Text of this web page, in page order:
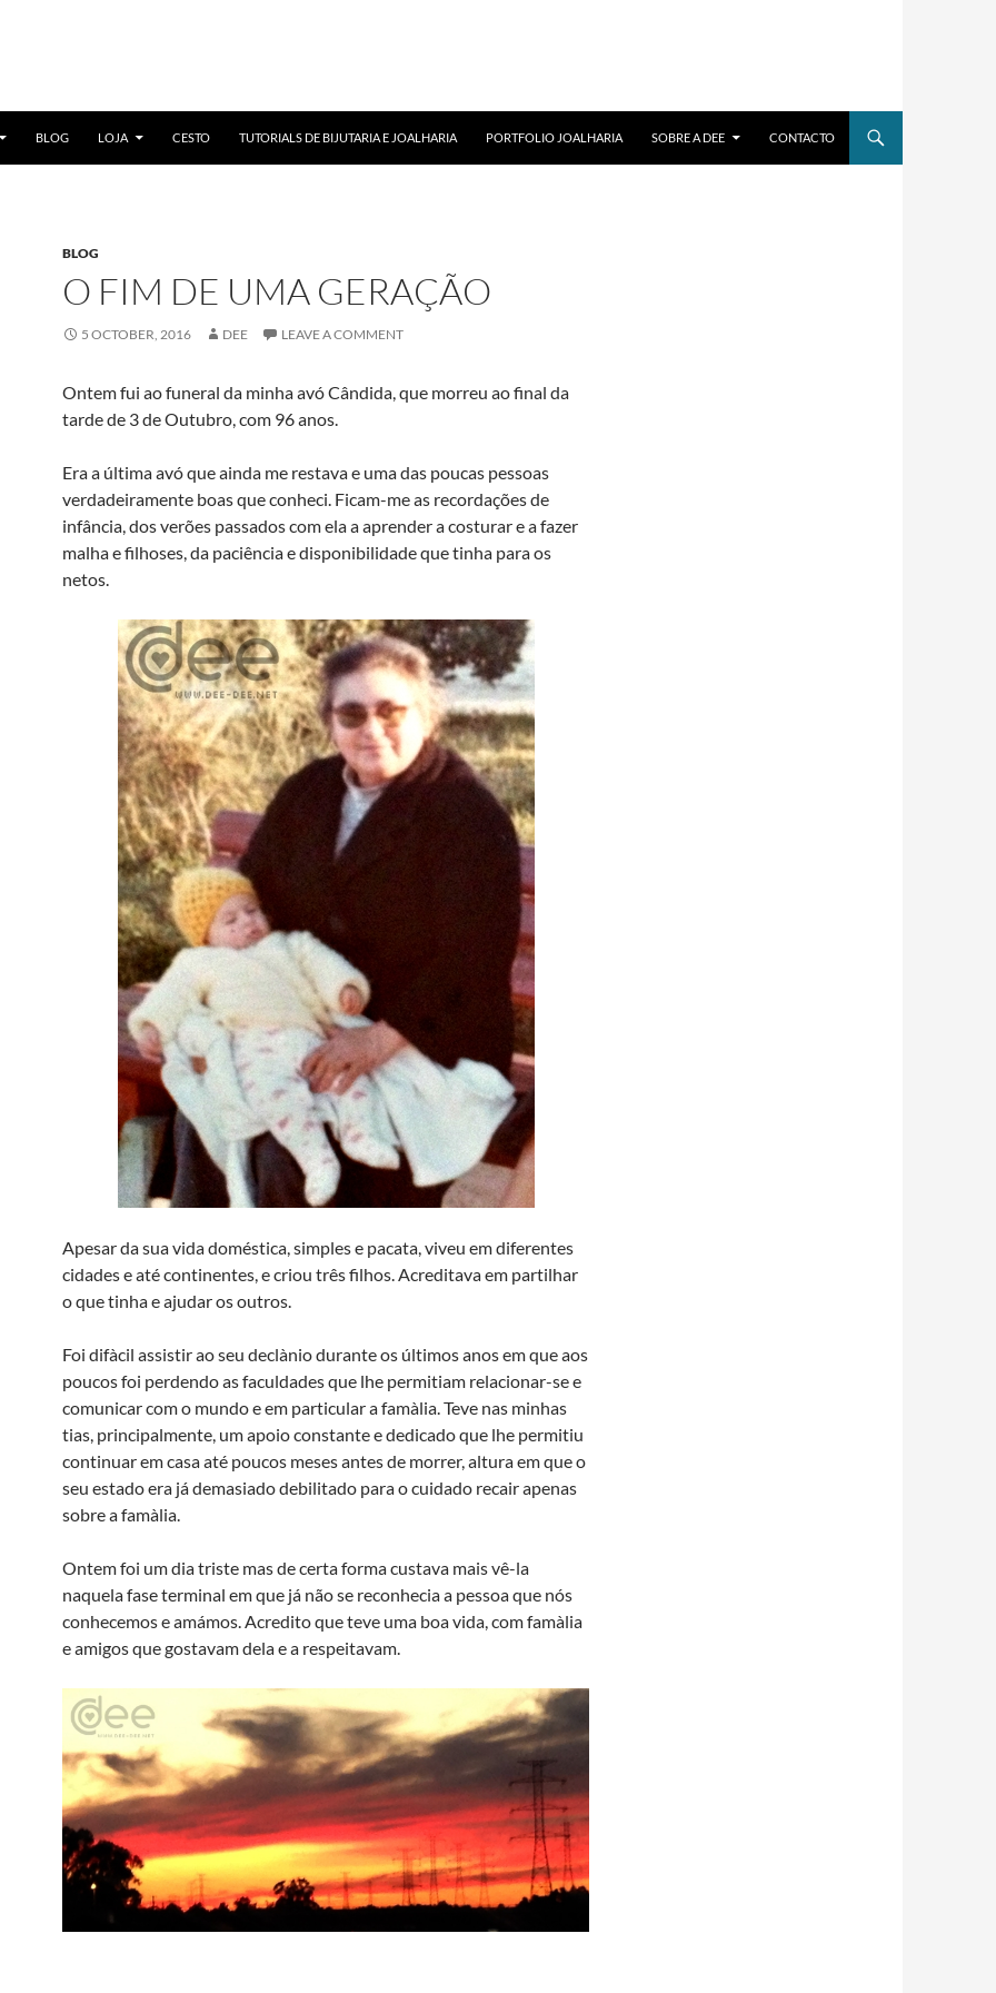
BLOG LOJA CESTO TUTORIALS DE BIJUTARIA E JOALHARIA PORTFOLIO JOALHARIA SOBRE A DEE CONTACTO
BLOG
O FIM DE UMA GERAÇÃO
5 OCTOBER, 2016 DEE LEAVE A COMMENT
Ontem fui ao funeral da minha avó Cândida, que morreu ao final da
tarde de 3 de Outubro, com 96 anos.
Era a última avó que ainda me restava e uma das poucas pessoas
verdadeiramente boas que conheci. Ficam-me as recordações de
infância, dos verões passados com ela a aprender a costurar e a fazer
malha e filhoses, da paciência e disponibilidade que tinha para os
netos.
Apesar da sua vida doméstica, simples e pacata, viveu em diferentes
cidades e até continentes, e criou três filhos. Acreditava em partilhar
o que tinha e ajudar os outros.
Foi difà­cil assistir ao seu declà­nio durante os últimos anos em que aos
poucos foi perdendo as faculdades que lhe permitiam relacionar-se e
comunicar com o mundo e em particular a famà­lia. Teve nas minhas
tias, principalmente, um apoio constante e dedicado que lhe permitiu
continuar em casa até poucos meses antes de morrer, altura em que o
seu estado era já demasiado debilitado para o cuidado recair apenas
sobre a famà­lia.
Ontem foi um dia triste mas de certa forma custava mais vê-la
naquela fase terminal em que já não se reconhecia a pessoa que nós
conhecemos e amámos. Acredito que teve uma boa vida, com famà­lia
e amigos que gostavam dela e a respeitavam.